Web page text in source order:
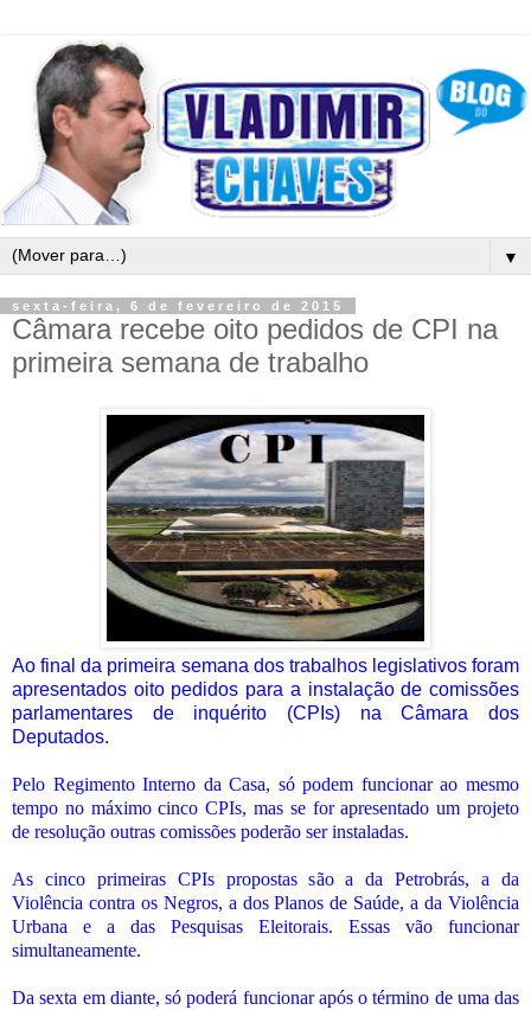
▼
sexta-feira, 6 de fevereiro de 2015
Câmara recebe oito pedidos de CPI na
primeira semana de trabalho
Ao final da primeira semana dos trabalhos legislativos foram
apresentados oito pedidos para a instalação de comissões
parlamentares de inquérito (CPIs) na Câmara dos
Deputados.
Pelo Regimento Interno da Casa, só podem funcionar ao mesmo
tempo no máximo cinco CPIs, mas se for apresentado um projeto
de resolução outras comissões poderão ser instaladas.
As cinco primeiras CPIs propostas são a da Petrobrás, a da
Violência contra os Negros, a dos Planos de Saúde, a da Violência
Urbana e a das Pesquisas Eleitorais. Essas vão funcionar
simultaneamente.
Da sexta em diante, só poderá funcionar após o término de uma das